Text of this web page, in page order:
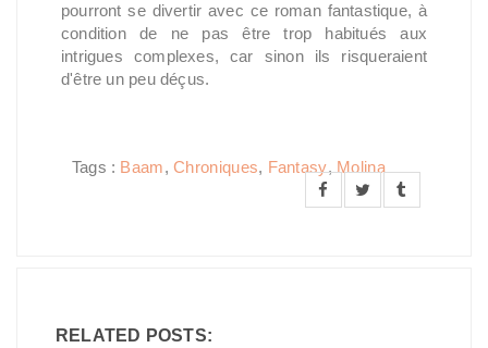
pourront se divertir avec ce roman fantastique, à
condition de ne pas être trop habitués aux
intrigues complexes, car sinon ils risqueraient
d'être un peu déçus.
Tags : Baam,Chroniques, Fantasy, Molina
RELATED POSTS: